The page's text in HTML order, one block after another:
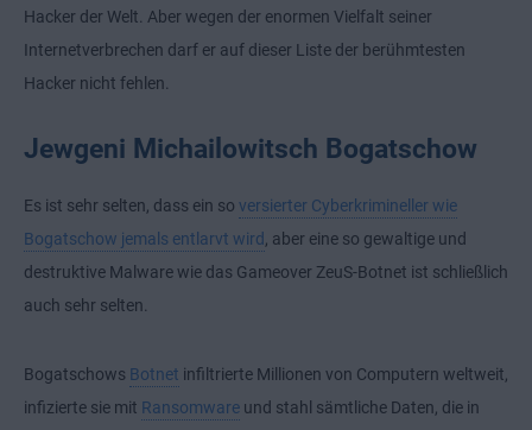
Hacker der Welt. Aber wegen der enormen Vielfalt seiner
Internetverbrechen darf er auf dieser Liste der berühmtesten
Hacker nicht fehlen.
Jewgeni Michailowitsch Bogatschow
Es ist sehr selten, dass ein so versierter Cyberkrimineller wie
Bogatschow jemals entlarvt wird , aber eine so gewaltige und
destruktive Malware wie das Gameover ZeuS-Botnet ist schließlich
auch sehr selten.
Bogatschows Botnet infiltrierte Millionen von Computern weltweit,
infizierte sie mit Ransomware und stahl sämtliche Daten, die in